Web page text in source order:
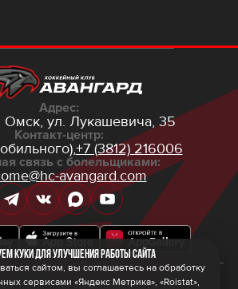
Адрес:
Омск, ул. Лукашевича, 35
Контакт-центр:
+7 (3812) 216006
связь с болельщиками:
avangard.com
ООО ХК «Авангард»
куки для улучшения работы сайта
сайтом, вы соглашаетесь на обработку
сервисами «Яндекс Метрика», «Roistat»,